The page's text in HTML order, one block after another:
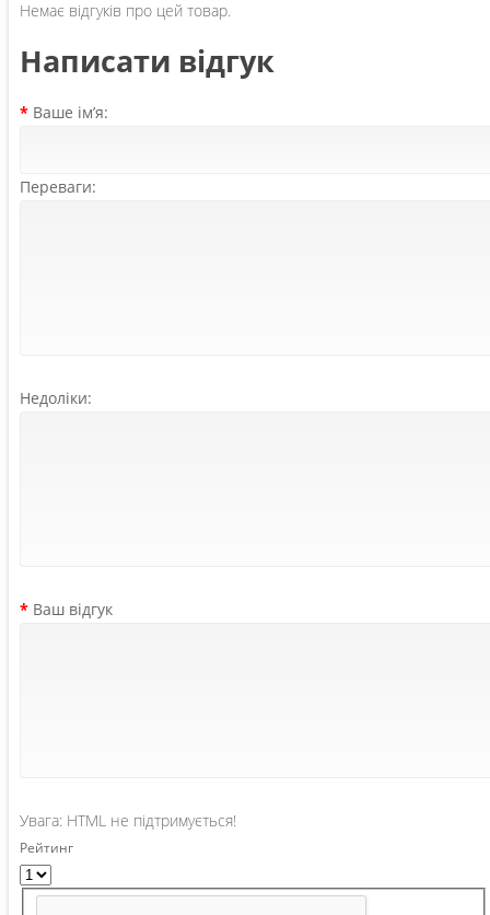
Немає відгуків про цей товар.
Написати відгук
Ваше ім’я:
Переваги:
Недоліки:
Ваш відгук
Увага: HTML не підтримується!
Рейтинг